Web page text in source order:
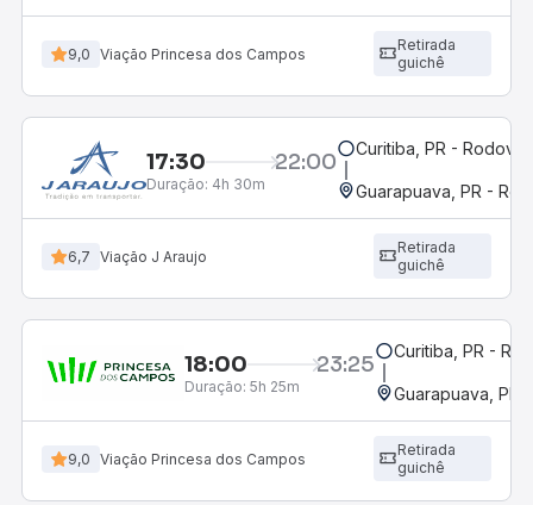
9,0 Viação Princesa dos Campos
Retirada
guichê
17:30 22:00
Duração: 4h 30m
Curitiba, PR -
Guarapuava, PR -
6,7 Viação J Araujo
Retirada
guichê
18:00 23:25
Duração: 5h 25m
Curitiba, PR -
Guarapuava, PR
9,0 Viação Princesa dos Campos
Retirada
guichê